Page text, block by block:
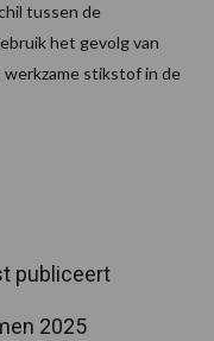
tussen de
het gevolg van
stikstof in de
publiceert
2025